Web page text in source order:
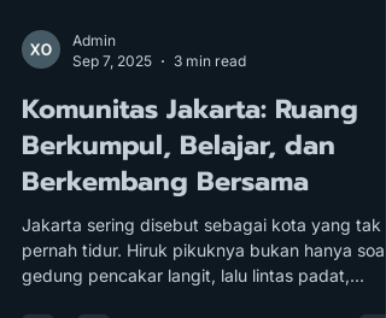
Admin
Sep 7, 2025
3 min read
Komunitas Jakarta: Ruang
Berkumpul, Belajar, dan
Berkembang Bersama